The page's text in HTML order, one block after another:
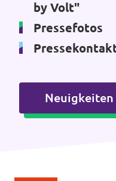
by Volt"
Pressefotos